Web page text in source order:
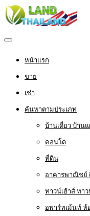
หน้าแรก
ขาย
เช่า
ค้นหาตามประเภท
บ้านเดี่ยว บ้าน
คอนโด
ที่ดิน
อาคารพาณิชย์
ทาวน์เฮ้าส์ ทา
อพาร์ทเม้นท์ ห้